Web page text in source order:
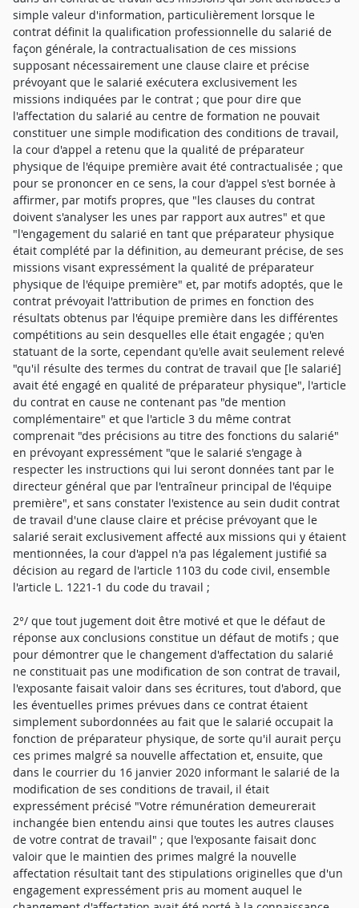
simple valeur d'information, particulièrement lorsque le
contrat définit la qualification professionnelle du salarié de
façon générale, la contractualisation de ces missions
supposant nécessairement une clause claire et précise
prévoyant que le salarié exécutera exclusivement les
missions indiquées par le contrat ; que pour dire que
l'affectation du salarié au centre de formation ne pouvait
constituer une simple modification des conditions de travail,
la cour d'appel a retenu que la qualité de préparateur
physique de l'équipe première avait été contractualisée ; que
pour se prononcer en ce sens, la cour d'appel s'est bornée à
affirmer, par motifs propres, que "les clauses du contrat
doivent s'analyser les unes par rapport aux autres" et que
"l'engagement du salarié en tant que préparateur physique
était complété par la définition, au demeurant précise, de ses
missions visant expressément la qualité de préparateur
physique de l'équipe première" et, par motifs adoptés, que le
contrat prévoyait l'attribution de primes en fonction des
résultats obtenus par l'équipe première dans les différentes
compétitions au sein desquelles elle était engagée ; qu'en
statuant de la sorte, cependant qu'elle avait seulement relevé
"qu'il résulte des termes du contrat de travail que [le salarié]
avait été engagé en qualité de préparateur physique", l'article
du contrat en cause ne contenant pas "de mention
complémentaire" et que l'article 3 du même contrat
comprenait "des précisions au titre des fonctions du salarié"
en prévoyant expressément "que le salarié s'engage à
respecter les instructions qui lui seront données tant par le
directeur général que par l'entraîneur principal de l'équipe
première", et sans constater l'existence au sein dudit contrat
de travail d'une clause claire et précise prévoyant que le
salarié serait exclusivement affecté aux missions qui y étaient
mentionnées, la cour d'appel n'a pas légalement justifié sa
décision au regard de l'article 1103 du code civil, ensemble
l'article L. 1221-1 du code du travail ;
2°/ que tout jugement doit être motivé et que le défaut de
réponse aux conclusions constitue un défaut de motifs ; que
pour démontrer que le changement d'affectation du salarié
ne constituait pas une modification de son contrat de travail,
l'exposante faisait valoir dans ses écritures, tout d'abord, que
les éventuelles primes prévues dans ce contrat étaient
simplement subordonnées au fait que le salarié occupait la
fonction de préparateur physique, de sorte qu'il aurait perçu
ces primes malgré sa nouvelle affectation et, ensuite, que
dans le courrier du 16 janvier 2020 informant le salarié de la
modification de ses conditions de travail, il était
expressément précisé "Votre rémunération demeurerait
inchangée bien entendu ainsi que toutes les autres clauses
de votre contrat de travail" ; que l'exposante faisait donc
valoir que le maintien des primes malgré la nouvelle
affectation résultait tant des stipulations originelles que d'un
engagement expressément pris au moment auquel le